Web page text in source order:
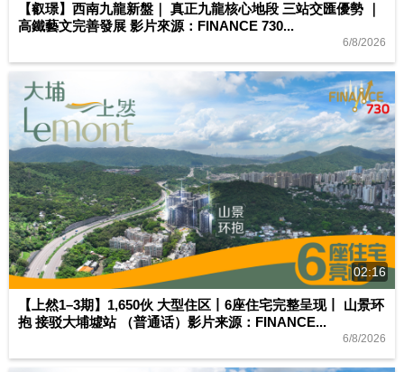
【叡璟】西南九龍新盤｜ 真正九龍核心地段 三站交匯優勢 ｜
高鐵藝文完善發展 影片來源：FINANCE 730...
6/8/2026
02:16
【上然1–3期】1,650伙 大型住区丨6座住宅完整呈现丨 山景环
抱 接驳大埔墟站 （普通话）影片来源：FINANCE...
6/8/2026